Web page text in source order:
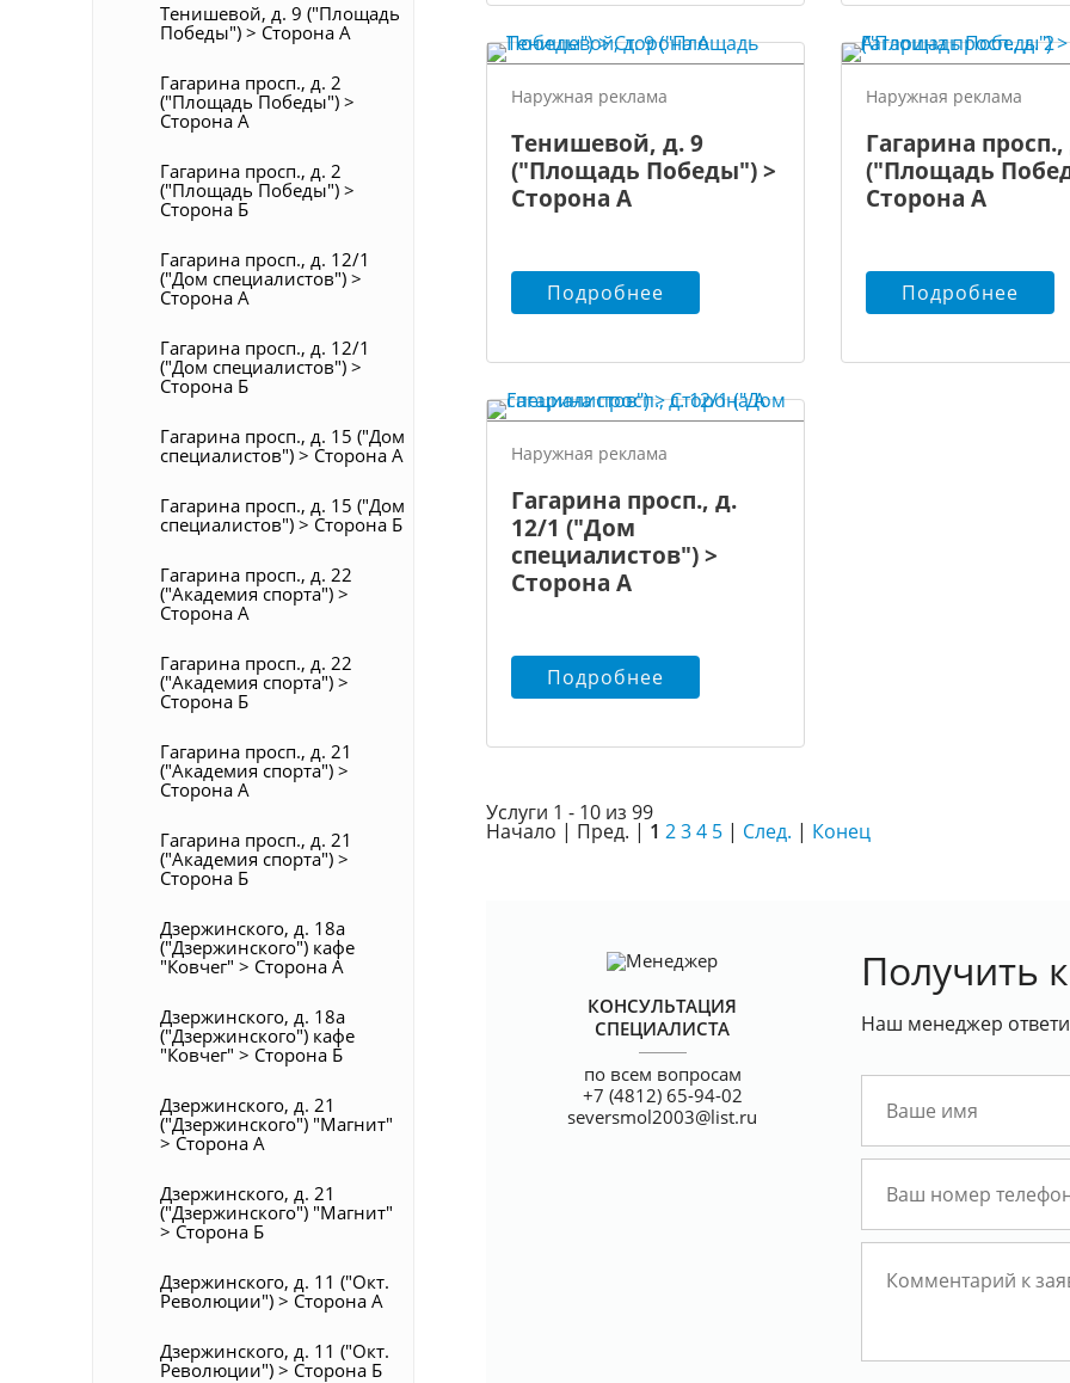
Тенишевой, д. 9 ("Площадь
Победы") > Сторона А
Гагарина просп., д. 2
("Площадь Победы") >
Сторона А
Гагарина просп., д. 2
("Площадь Победы") >
Сторона Б
Гагарина просп., д. 12/1
("Дом специалистов") >
Сторона А
Гагарина просп., д. 12/1
("Дом специалистов") >
Сторона Б
Гагарина просп., д. 15 ("Дом
специалистов") > Сторона А
Гагарина просп., д. 15 ("Дом
специалистов") > Сторона Б
Гагарина просп., д. 22
("Академия спорта") >
Сторона А
Гагарина просп., д. 22
("Академия спорта") >
Сторона Б
Гагарина просп., д. 21
("Академия спорта") >
Сторона А
Гагарина просп., д. 21
("Академия спорта") >
Сторона Б
Дзержинского, д. 18а
("Дзержинского") кафе
"Ковчег" > Сторона А
Дзержинского, д. 18а
("Дзержинского") кафе
"Ковчег" > Сторона Б
Дзержинского, д. 21
("Дзержинского") "Магнит"
> Сторона А
Дзержинского, д. 21
("Дзержинского") "Магнит"
> Сторона Б
Дзержинского, д. 11 ("Окт.
Революции") > Сторона А
Дзержинского, д. 11 ("Окт.
Революции") > Сторона Б
Наружная реклама
Тенишевой, д. 9
("Площадь Победы") >
Сторона А
Подробнее
Наружная реклама
Гагарина просп.,
("Площадь
Сторона А
Подробнее
Наружная реклама
Гагарина просп., д.
12/1 ("Дом
специалистов") >
Сторона А
Подробнее
Услуги 1 - 10 из 99
Начало | Пред. | 1 234 5 | След. | Конец
КОНСУЛЬТАЦИЯ
СПЕЦИАЛИСТА
по всем вопросам
+7 (4812) 65-94-02
seversmol2003@list.ru
Получить
Наш менеджер